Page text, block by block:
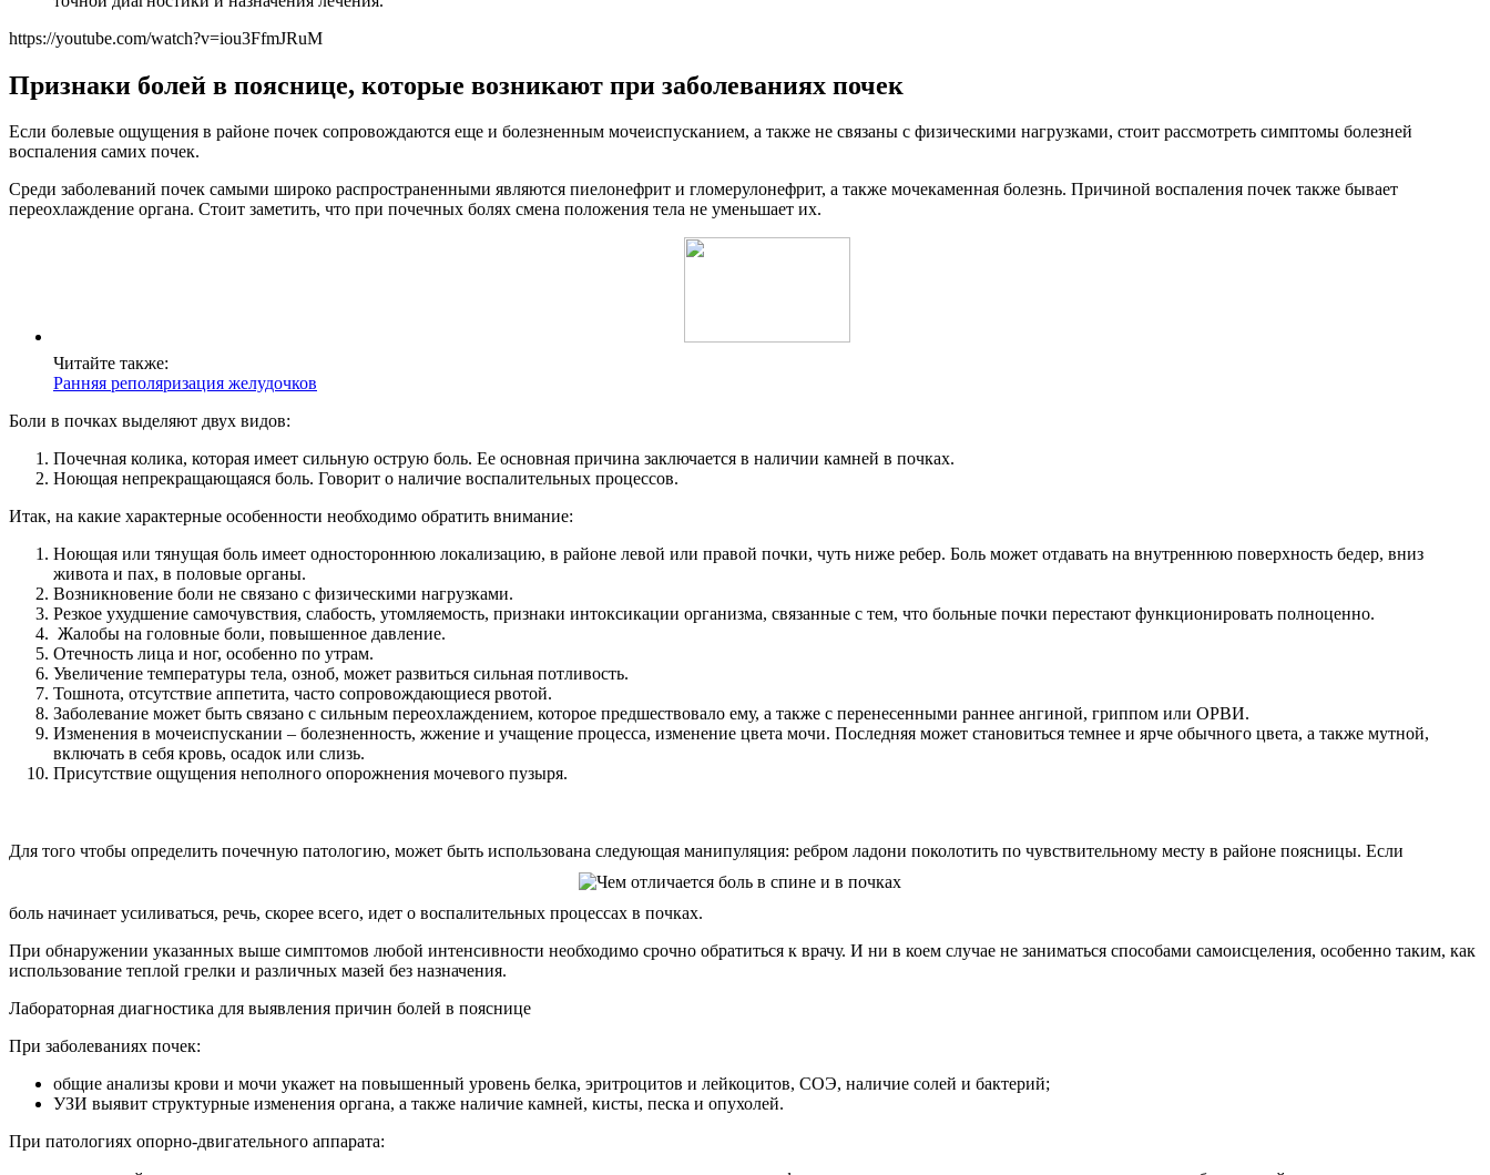
https://youtube.com/watch?v=iou3FfmJRuM
Признаки болей в пояснице, которые возникают при заболеваниях почек
Если болевые ощущения в районе почек сопровождаются еще и болезненным мочеиспусканием, а также не связаны с физическими нагрузками, стоит рассмотреть симптомы болезней
воспаления самих почек.
Среди заболеваний почек самыми широко распространенными являются пиелонефрит и гломерулонефрит, а также мочекаменная болезнь. Причиной воспаления почек также бывает
переохлаждение органа. Стоит заметить, что при почечных болях смена положения тела не уменьшает их.
Читайте также:
Ранняя реполяризация желудочков
Боли в почках выделяют двух видов:
Почечная колика, которая имеет сильную острую боль. Ее основная причина заключается в наличии камней в почках.
Ноющая непрекращающаяся боль. Говорит о наличие воспалительных процессов.
Итак, на какие характерные особенности необходимо обратить внимание:
Ноющая или тянущая боль имеет одностороннюю локализацию, в районе левой или правой почки, чуть ниже ребер. Боль может отдавать на внутреннюю поверхность бедер, вниз
живота и пах, в половые органы.
Возникновение боли не связано с физическими нагрузками.
Резкое ухудшение самочувствия, слабость, утомляемость, признаки интоксикации организма, связанные с тем, что больные почки перестают функционировать полноценно.
Жалобы на головные боли, повышенное давление.
Отечность лица и ног, особенно по утрам.
Увеличение температуры тела, озноб, может развиться сильная потливость.
Тошнота, отсутствие аппетита, часто сопровождающиеся рвотой.
Заболевание может быть связано с сильным переохлаждением, которое предшествовало ему, а также с перенесенными раннее ангиной, гриппом или ОРВИ.
Изменения в мочеиспускании – болезненность, жжение и учащение процесса, изменение цвета мочи. Последняя может становиться темнее и ярче обычного цвета, а также мутной,
включать в себя кровь, осадок или слизь.
Присутствие ощущения неполного опорожнения мочевого пузыря.
Для того чтобы определить почечную патологию, может быть использована следующая манипуляция: ребром ладони поколотить по чувствительному месту в районе поясницы. Если
боль начинает усиливаться, речь, скорее всего, идет о воспалительных процессах в почках.
При обнаружении указанных выше симптомов любой интенсивности необходимо срочно обратиться к врачу. И ни в коем случае не заниматься способами самоисцеления, особенно таким, как
использование теплой грелки и различных мазей без назначения.
Лабораторная диагностика для выявления причин болей в пояснице
При заболеваниях почек:
общие анализы крови и мочи укажет на повышенный уровень белка, эритроцитов и лейкоцитов, СОЭ, наличие солей и бактерий;
УЗИ выявит структурные изменения органа, а также наличие камней, кисты, песка и опухолей.
При патологиях опорно-двигательного аппарата: